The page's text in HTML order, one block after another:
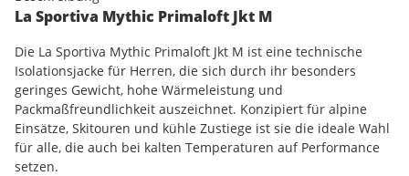
La Sportiva Mythic Primaloft Jkt M
Die La Sportiva Mythic Primaloft Jkt M ist eine technische
Isolationsjacke für Herren, die sich durch ihr besonders
geringes Gewicht, hohe Wärmeleistung und
Packmaßfreundlichkeit auszeichnet. Konzipiert für alpine
Einsätze, Skitouren und kühle Zustiege ist sie die ideale Wahl
für alle, die auch bei kalten Temperaturen auf Performance
setzen.